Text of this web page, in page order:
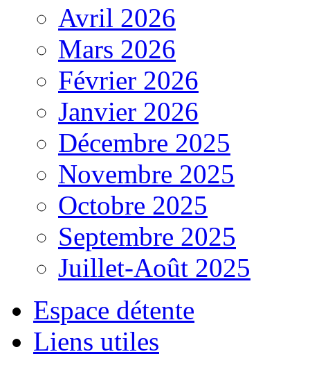
Avril 2026
Mars 2026
Février 2026
Janvier 2026
Décembre 2025
Novembre 2025
Octobre 2025
Septembre 2025
Juillet-Août 2025
Espace détente
Liens utiles